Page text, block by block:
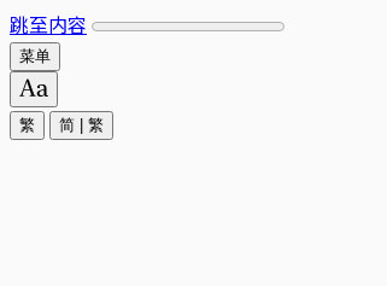
跳至内容
菜单
繁 简 繁